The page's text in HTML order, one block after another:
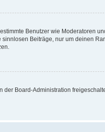
Benutzer wie Moderatoren
Beiträge, nur um deinen
Board-Administration